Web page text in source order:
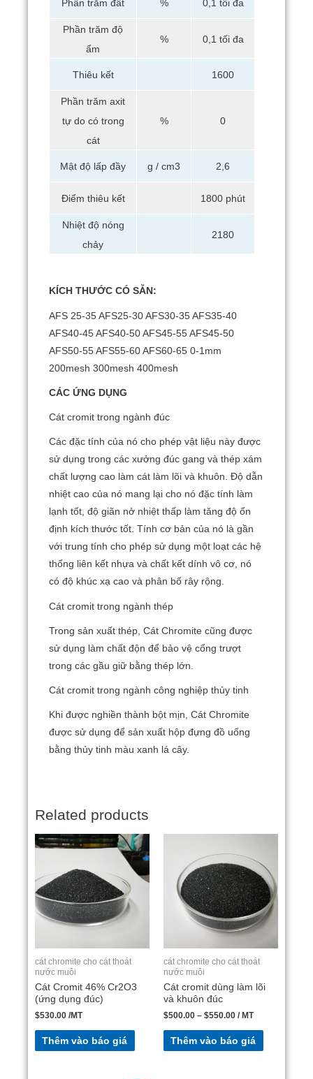
Phần trăm đất % 0,1 tối đa
Phần trăm độ
ẩm
% 0,1 tối đa
Thiêu kết 1600
Phần trăm axit
tự do có trong
cát
% 0
Mật độ lấp đầy g / cm3 2,6
Điểm thiêu kết 1800 phút
Nhiệt độ nóng
chảy
2180
KÍCH THƯỚC CÓ SẴN:
AFS 25-35 AFS25-30 AFS30-35 AFS35-40
AFS40-45 AFS40-50 AFS45-55 AFS45-50
AFS50-55 AFS55-60 AFS60-65 0-1mm
200mesh 300mesh 400mesh
CÁC ỨNG DỤNG
Cát cromit trong ngành đúc
Các đặc tính của nó cho phép vật liệu này được
sử dụng trong các xưởng đúc gang và thép xám
chất lượng cao làm cát làm lõi và khuôn. Độ dẫn
nhiệt cao của nó mang lại cho nó đặc tính làm
lạnh tốt, độ giãn nở nhiệt thấp làm tăng độ ổn
định kích thước tốt. Tính cơ bản của nó là gần
với trung tính cho phép sử dụng một loạt các hệ
thống liên kết nhựa và chất kết dính vô cơ, nó
có độ khúc xạ cao và phân bố rây rộng.
Cát cromit trong ngành thép
Trong sản xuất thép, Cát Chromite cũng được
sử dụng làm chất độn để bảo vệ cổng trượt
trong các gầu giữ bằng thép lớn.
Cát cromit trong ngành công nghiệp thủy tinh
Khi được nghiền thành bột mịn, Cát Chromite
được sử dụng để sản xuất hộp đựng đồ uống
bằng thủy tinh màu xanh lá cây.
Related products
cát chromite cho cát thoát
nước muôi
Cát Cromit 46% Cr2O3
(ứng dụng đúc)
$530.00 /MT
Thêm vào báo giá
cát chromite cho cát thoát
nước muôi
Cát cromit dùng làm lõi
và khuôn đúc
$500.00 – $550.00 / MT
Thêm vào báo giá